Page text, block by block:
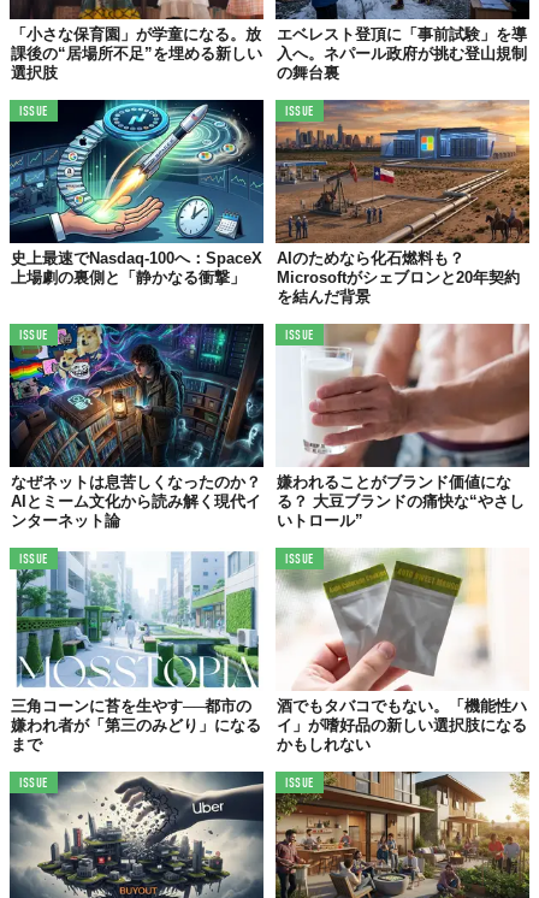
「小さな保育園」が学童になる。放
課後の“居場所不足”を埋める新しい
選択肢
エベレスト登頂に「事前試験」を導
入へ。ネパール政府が挑む登山規制
の舞台裏
ISSUE
史上最速でNasdaq-100へ：SpaceX
上場劇の裏側と「静かなる衝撃」
ISSUE
AIのためなら化石燃料も？
Microsoftがシェブロンと20年契約
を結んだ背景
ISSUE
なぜネットは息苦しくなったのか？
AIとミーム文化から読み解く現代イ
ンターネット論
ISSUE
嫌われることがブランド価値にな
る？ 大豆ブランドの痛快な“やさし
いトロール”
ISSUE
三角コーンに苔を生やす──都市の
嫌われ者が「第三のみどり」になる
まで
ISSUE
酒でもタバコでもない。「機能性ハ
イ」が嗜好品の新しい選択肢になる
かもしれない
ISSUE ISSUE